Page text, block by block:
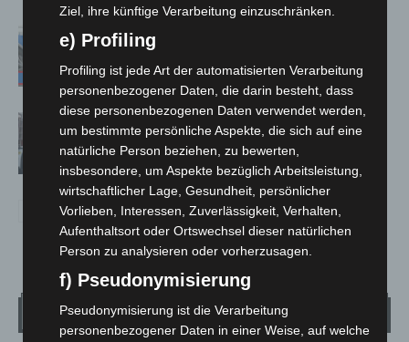
Mann läuft mit Hockeyschläger über
A7 – Polizei sucht Zeugen
Celle: Mensch stirbt bei Bagger-Unfall
auf Baustelle
Wetter
Ziel, ihre künftige Verarbeitung einzuschränken.
e) Profiling
Profiling ist jede Art der automatisierten Verarbeitung
personenbezogener Daten, die darin besteht, dass
diese personenbezogenen Daten verwendet werden,
um bestimmte persönliche Aspekte, die sich auf eine
natürliche Person beziehen, zu bewerten,
insbesondere, um Aspekte bezüglich Arbeitsleistung,
wirtschaftlicher Lage, Gesundheit, persönlicher
Vorlieben, Interessen, Zuverlässigkeit, Verhalten,
Aufenthaltsort oder Ortswechsel dieser natürlichen
Person zu analysieren oder vorherzusagen.
f) Pseudonymisierung
Pseudonymisierung ist die Verarbeitung
personenbezogener Daten in einer Weise, auf welche